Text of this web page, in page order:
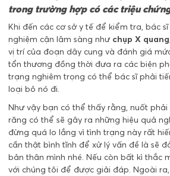
trong trường hợp có các triệu
Khi đến các cơ sở y tế để kiểm tra, bác
nghiệm cận lâm sàng như chụp X quang
vị trí của đoạn dây cung và đánh giá
tổn thương đồng thời đưa ra các biện
trạng nghiêm trọng có thể bác sĩ phải
loại bỏ nó đi.
Như vậy bạn có thể thấy rằng, nuốt phải
răng có thể sẽ gây ra những hiệu quả
đừng quá lo lắng vì tình trạng này rất
cần thật bình tĩnh để xử lý vấn đề là sẽ
bản thân mình nhé. Nếu còn bất kì thắc
với chúng tôi để được giải đáp. Ngoài